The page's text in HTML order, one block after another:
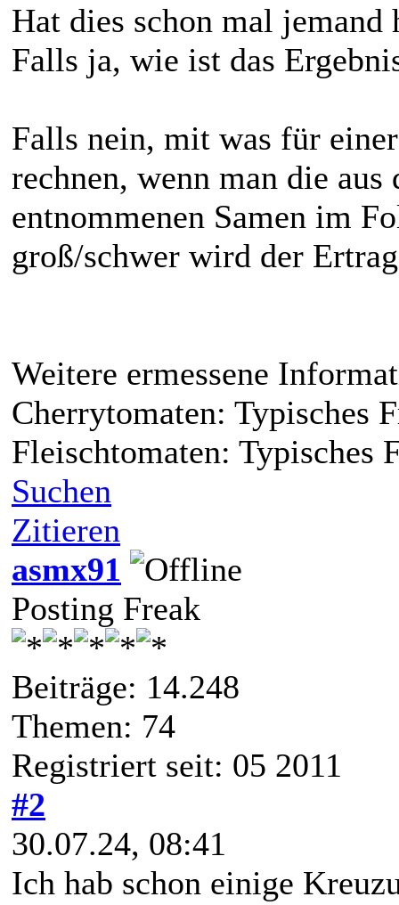
Hat dies schon mal
Falls ja, wie ist das
Falls nein, mit was für
rechnen, wenn man die
entnommenen Samen im
groß/schwer wird der
Weitere ermessene
Cherrytomaten: Typisches
Fleischtomaten: Typisches
Suchen
Zitieren
asmx91
Posting Freak
Beiträge: 14.248
Themen: 74
Registriert seit: 05 2011
#2
30.07.24, 08:41
Ich hab schon einige